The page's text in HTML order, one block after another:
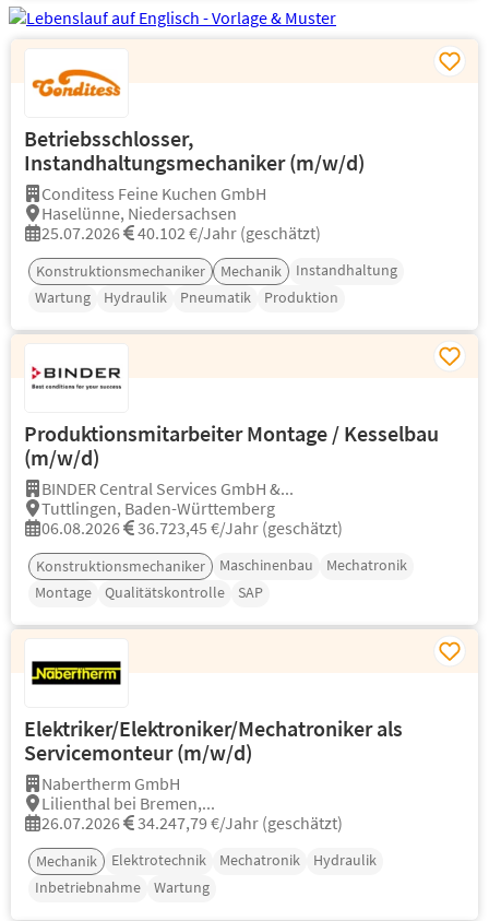
Betriebsschlosser,
Instandhaltungsmechaniker (m/w/d)
Conditess Feine Kuchen GmbH
Haselünne, Niedersachsen
25.07.2026
40.102 €/Jahr (geschätzt)
Konstruktionsmechaniker Mechanik
Instandhaltung
Wartung
Hydraulik Pneumatik Produktion
Produktionsmitarbeiter Montage / Kesselbau
(m/w/d)
BINDER Central Services GmbH &...
Tuttlingen, Baden-Württemberg
06.08.2026
36.723,45 €/Jahr (geschätzt)
Konstruktionsmechaniker Maschinenbau
Mechatronik
Montage
Qualitätskontrolle SAP
Elektriker/Elektroniker/Mechatroniker als
Servicemonteur (m/w/d)
Nabertherm GmbH
Lilienthal bei Bremen,...
26.07.2026
34.247,79 €/Jahr (geschätzt)
Mechanik Elektrotechnik Mechatronik
Hydraulik
Inbetriebnahme
Wartung